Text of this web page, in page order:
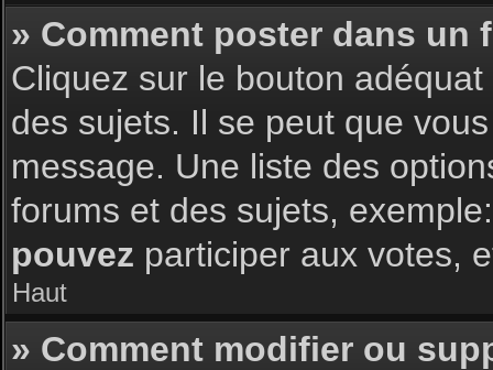
» Comment poster dans un
Cliquez sur le bouton
des sujets. Il se peut que
message. Une liste des
forums et des sujets,
pouvez participer aux votes,
Haut
» Comment modifier ou